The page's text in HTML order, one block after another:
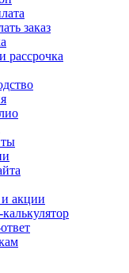
заказ
рассрочка
акции